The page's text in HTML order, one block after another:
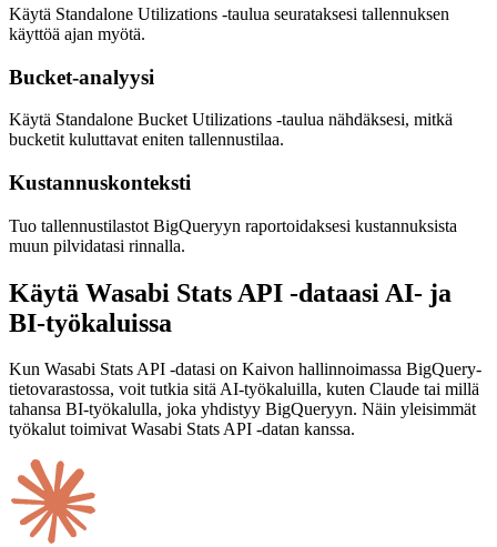
Käytä Standalone Utilizations -taulua seurataksesi tallennuksen
käyttöä ajan myötä.
Bucket-analyysi
Käytä Standalone Bucket Utilizations -taulua nähdäksesi, mitkä
bucketit kuluttavat eniten tallennustilaa.
Kustannuskonteksti
Tuo tallennustilastot BigQueryyn raportoidaksesi kustannuksista
muun pilvidatasi rinnalla.
Käytä Wasabi Stats API -dataasi AI- ja
BI-työkaluissa
Kun Wasabi Stats API -datasi on Kaivon hallinnoimassa BigQuery-
tietovarastossa, voit tutkia sitä AI-työkaluilla, kuten Claude tai millä
tahansa BI-työkalulla, joka yhdistyy BigQueryyn. Näin yleisimmät
työkalut toimivat Wasabi Stats API -datan kanssa.